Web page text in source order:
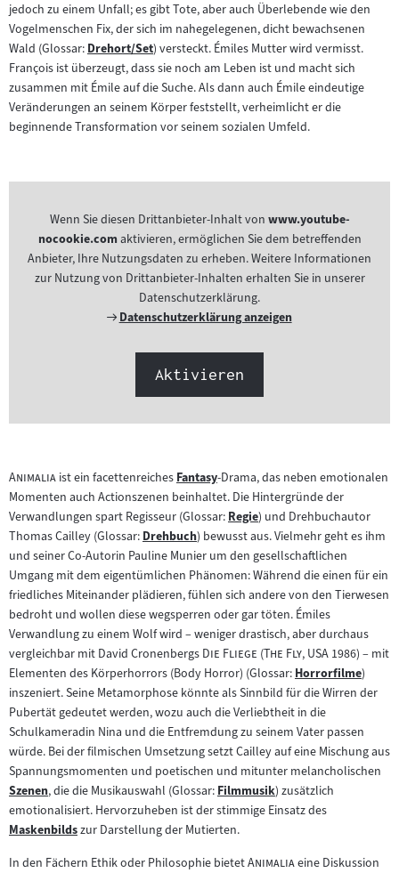
jedoch zu einem Unfall; es gibt Tote, aber auch Überlebende wie den
Vogelmenschen Fix, der sich im nahegelegenen, dicht bewachsenen
Wald (Glossar:Zum
Inhalt:
Drehort/Set) versteckt. Émiles Mutter wird vermisst.
François ist überzeugt, dass sie noch am Leben ist und macht sich
zusammen mit Émile auf die Suche. Als dann auch Émile eindeutige
Veränderungen an seinem Körper feststellt, verheimlicht er die
beginnende Transformation vor seinem sozialen Umfeld.
Wenn Sie diesen Drittanbieter-Inhalt von www.youtube-
nocookie.comaktivieren, ermöglichen Sie dem betreffenden
Anbieter, Ihre Nutzungsdaten zu erheben. Weitere Informationen
zur Nutzung von Drittanbieter-Inhalten erhalten Sie in unserer
Datenschutzerklärung.
Externer
Datenschutzerklärung anzeigen
Aktivieren
"
Animalia"ist ein facettenreichesZum
Inhalt:
Fantasy-Drama, das neben emotionalen
Momenten auch Actionszenen beinhaltet. Die Hintergründe der
Verwandlungen spart Regisseur (Glossar:Zum
Inhalt:
Regie) und Drehbuchautor
Thomas Cailley (Glossar:Zum
Inhalt:
Drehbuch) bewusst aus. Vielmehr geht es ihm
und seiner Co-Autorin Pauline Munier um den gesellschaftlichen
Umgang mit dem eigentümlichen Phänomen: Während die einen für ein
friedliches Miteinander plädieren, fühlen sich andere von den Tierwesen
bedroht und wollen diese wegsperren oder gar töten. Émiles
Verwandlung zu einem Wolf wird – weniger drastisch, aber durchaus
vergleichbar mit David Cronenbergs "Die Fliege "("The Fly", USA 1986) – mit
Elementen des Körperhorrors (Body Horror) (Glossar:Zum
Inhalt:
Horrorfilme)
inszeniert. Seine Metamorphose könnte als Sinnbild für die Wirren der
Pubertät gedeutet werden, wozu auch die Verliebtheit in die
Schulkameradin Nina und die Entfremdung zu seinem Vater passen
würde. Bei der filmischen Umsetzung setzt Cailley auf eine Mischung aus
Spannungsmomenten und poetischen und mitunter melancholischen
Zum
Inhalt:
Szenen, die die Musikauswahl (Glossar:Zum
Inhalt:
Filmmusik) zusätzlich
emotionalisiert. Hervorzuheben ist der stimmige Einsatz des
Zum
Inhalt:
Maskenbildszur Darstellung der Mutierten.
In den Fächern Ethik oder Philosophie bietet"
Animalia"eine Diskussion